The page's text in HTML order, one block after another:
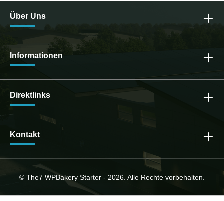
Über Uns
Informationen
Direktlinks
Kontakt
© The7 WPBakery Starter - 2026. Alle Rechte vorbehalten.